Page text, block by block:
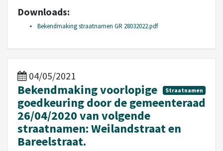
Downloads:
Bekendmaking straatnamen GR 28032022.pdf
04/05/2021
Straatnamen
Bekendmaking voorlopige
goedkeuring door de gemeenteraad
26/04/2020 van volgende
straatnamen: Weilandstraat en
Bareelstraat.